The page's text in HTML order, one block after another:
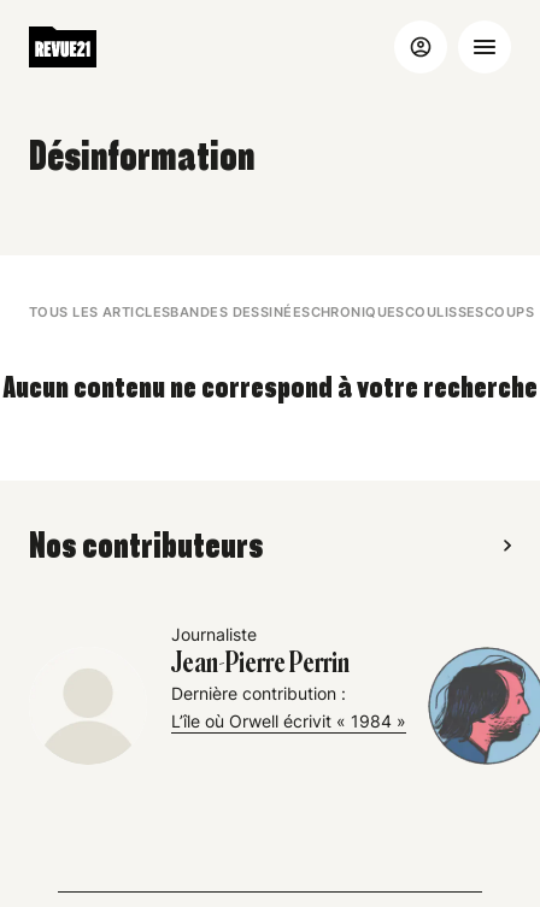
Désinformation
TOUS LES ARTICLESBANDES DESSINÉESCHRONIQUESCOULISSESCOUPS
Aucun contenu ne correspond à votre recherche
Nos contributeurs
Journaliste
Jean-Pierre Perrin
Dernière contribution :
L’île où Orwell écrivit « 1984 »